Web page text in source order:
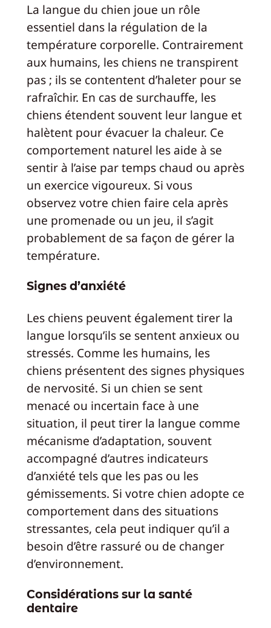
La langue du chien joue un rôle
essentiel dans la régulation de la
température corporelle. Contrairement
aux humains, les chiens ne transpirent
pas ; ils se contentent d’haleter pour se
rafraîchir. En cas de surchauffe, les
chiens étendent souvent leur langue et
halètent pour évacuer la chaleur. Ce
comportement naturel les aide à se
sentir à l’aise par temps chaud ou après
un exercice vigoureux. Si vous
observez votre chien faire cela après
une promenade ou un jeu, il s’agit
probablement de sa façon de gérer la
température.
Signes d’anxiété
Les chiens peuvent également tirer la
langue lorsqu’ils se sentent anxieux ou
stressés. Comme les humains, les
chiens présentent des signes physiques
de nervosité. Si un chien se sent
menacé ou incertain face à une
situation, il peut tirer la langue comme
mécanisme d’adaptation, souvent
accompagné d’autres indicateurs
d’anxiété tels que les pas ou les
gémissements. Si votre chien adopte ce
comportement dans des situations
stressantes, cela peut indiquer qu’il a
besoin d’être rassuré ou de changer
d’environnement.
Considérations sur la santé
dentaire